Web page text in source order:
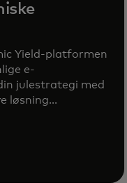
Yield-platformen
e-
julestrategi med
løsning...